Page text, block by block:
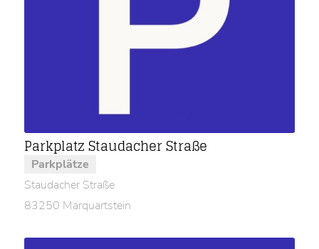
Parkplatz Staudacher Straße
Parkplätze
Staudacher Straße
83250 Marquartstein